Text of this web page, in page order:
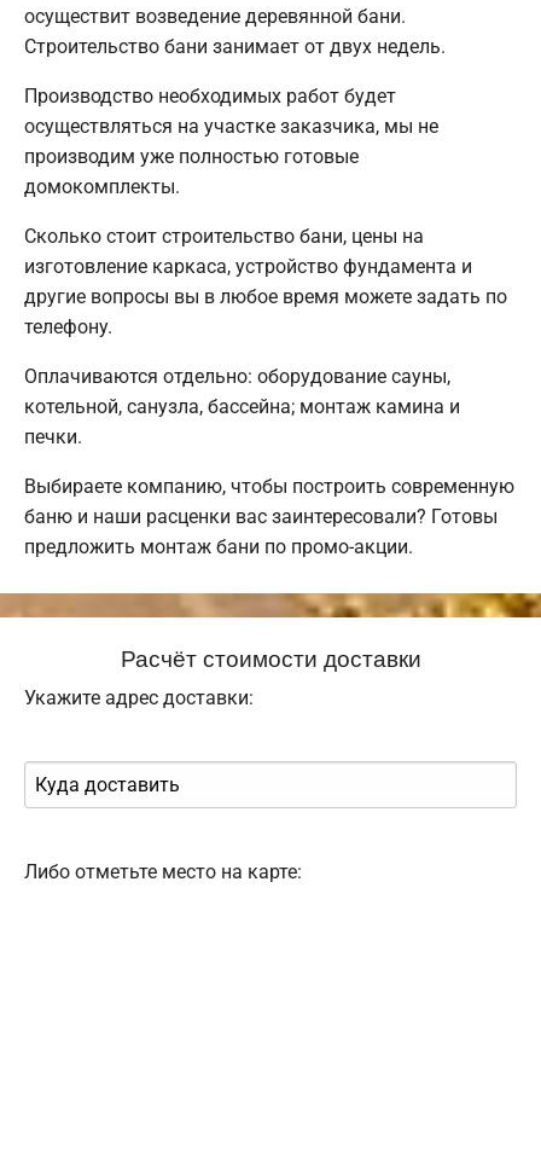
осуществит возведение деревянной бани.
Строительство бани занимает от двух недель.
Производство необходимых работ будет
осуществляться на участке заказчика, мы не
производим уже полностью готовые
домокомплекты.
Сколько стоит строительство бани, цены на
изготовление каркаса, устройство фундамента и
другие вопросы вы в любое время можете задать по
телефону.
Оплачиваются отдельно: оборудование сауны,
котельной, санузла, бассейна; монтаж камина и
печки.
Выбираете компанию, чтобы построить современную
баню и наши расценки вас заинтересовали? Готовы
предложить монтаж бани по промо-акции.
Расчёт стоимости доставки
Укажите адрес доставки:
Либо отметьте место на карте: